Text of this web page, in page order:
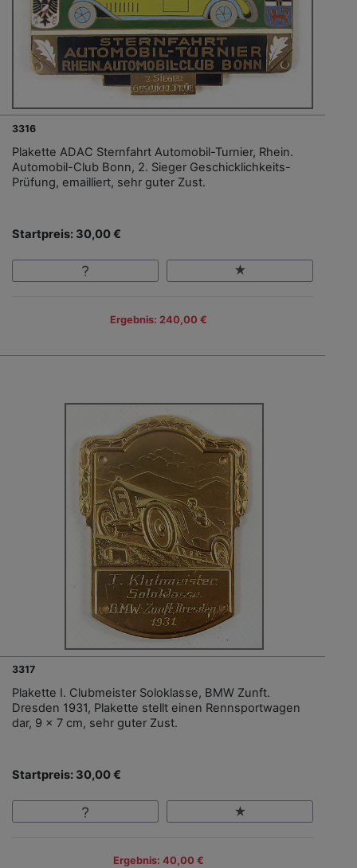
3316
Plakette ADAC Sternfahrt Automobil-Turnier, Rhein.
Automobil-Club Bonn, 2. Sieger Geschicklichkeits-
Prüfung, emailliert, sehr guter Zust.
Startpreis: 30,00 €
Ergebnis: 240,00 €
3317
Plakette I. Clubmeister Soloklasse, BMW Zunft.
Dresden 1931, Plakette stellt einen Rennsportwagen
dar, 9 x 7 cm, sehr guter Zust.
Startpreis: 30,00 €
Ergebnis: 40,00 €